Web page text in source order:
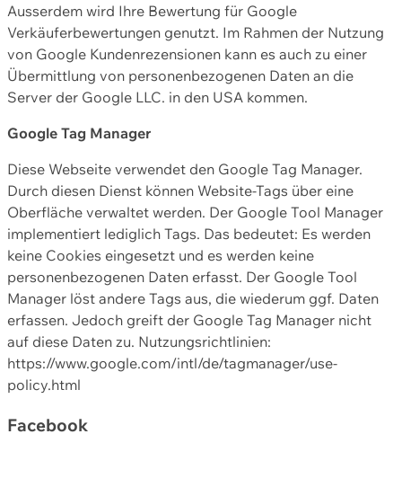
Ausserdem wird Ihre Bewertung für Google
Verkäuferbewertungen genutzt. Im Rahmen der Nutzung
von Google Kundenrezensionen kann es auch zu einer
Übermittlung von personenbezogenen Daten an die
Server der Google LLC. in den USA kommen.
Google Tag Manager
Diese Webseite verwendet den Google Tag Manager.
Durch diesen Dienst können Website-Tags über eine
Oberfläche verwaltet werden. Der Google Tool Manager
implementiert lediglich Tags. Das bedeutet: Es werden
keine Cookies eingesetzt und es werden keine
personenbezogenen Daten erfasst. Der Google Tool
Manager löst andere Tags aus, die wiederum ggf. Daten
erfassen. Jedoch greift der Google Tag Manager nicht
auf diese Daten zu. Nutzungsrichtlinien:
https://www.google.com/intl/de/tagmanager/use-
policy.html
Facebook